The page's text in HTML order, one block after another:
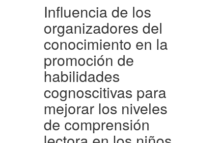
Influencia de los
organizadores del
conocimiento en la
promoción de
habilidades
cognoscitivas para
mejorar los niveles
de comprensión